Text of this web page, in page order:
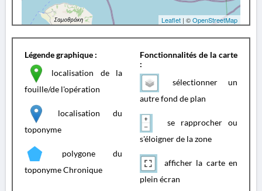
Leaflet | ©OpenStreetMap
Légende graphique :
localisation de la
fouille/de l'opération
localisation du
toponyme
polygone du
toponyme Chronique
Fonctionnalités de la carte
:
sélectionner un
autre fond de plan
se rapprocher ou
s'éloigner de la zone
afficher la carte en
plein écran